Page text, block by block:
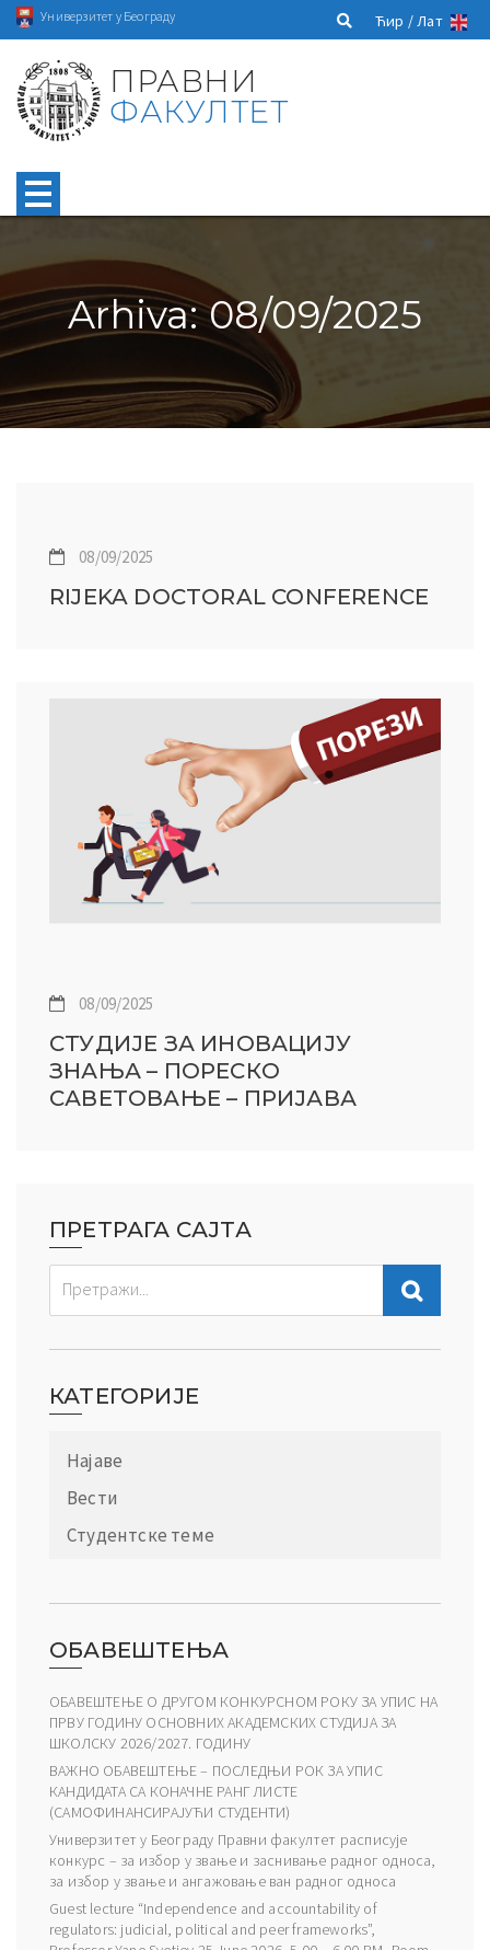
Универзитет у Београду Ћир /Лат
ПРАВНИ
ФАКУЛТЕТ
Arhiva: 08/09/2025
08/09/2025
RIJEKA DOCTORAL CONFERENCE
08/09/2025
СТУДИЈЕ ЗА ИНОВАЦИЈУ
ЗНАЊА – ПОРЕСКО
САВЕТОВАЊЕ – ПРИЈАВА
ПРЕТРАГА САЈТА
КАТЕГОРИЈЕ
Најаве
Вести
Студентске теме
ОБАВЕШТЕЊА
ОБАВЕШТЕЊЕ О ДРУГОМ КОНКУРСНОМ РОКУ ЗА УПИС НА
ПРВУ ГОДИНУ ОСНОВНИХ АКАДЕМСКИХ СТУДИЈА ЗА
ШКОЛСКУ 2026/2027. ГОДИНУ
ВАЖНО ОБАВЕШТЕЊЕ – ПОСЛЕДЊИ РОК ЗА УПИС
КАНДИДАТА СА КОНАЧНЕ РАНГ ЛИСТЕ
(САМОФИНАНСИРАЈУЋИ СТУДЕНТИ)
Универзитет у Београду Правни факултет расписује
конкурс – за избор у звање и заснивање радног односа,
за избор у звање и ангажовање ван радног односа
Guest lecture “Independence and accountability of
regulators: judicial, political and peer frameworks”,